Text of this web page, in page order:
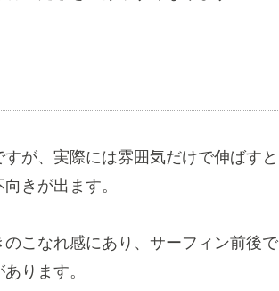
が、実際には雰囲気だけで伸ばすと
きが出ます。
こなれ感にあり、サーフィン前後で
ります。